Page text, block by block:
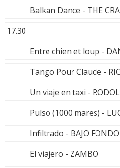
Balkan Dance - THE
17.30
Entre chien et loup -
Tango Pour Claude -
Un viaje en taxi -
Pulso (1000 mares) -
Infiltrado - BAJO
El viajero - ZAMBO